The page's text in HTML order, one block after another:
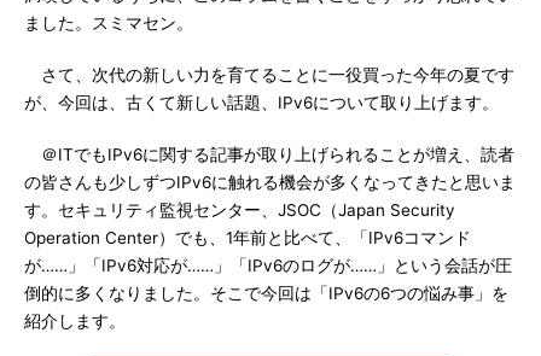
ました。スミマセン。
さて、次代の新しい力を育てることに一役買った今年の夏です
が、今回は、古くて新しい話題、IPv6について取り上げます。
＠ITでもIPv6に関する記事が取り上げられることが増え、読者
の皆さんも少しずつIPv6に触れる機会が多くなってきたと思いま
す。セキュリティ監視センター、JSOC（Japan Security
Operation Center）でも、1年前と比べて、「IPv6コマンド
が……」「IPv6対応が……」「IPv6のログが……」という会話が圧
倒的に多くなりました。そこで今回は「IPv6の6つの悩み事」を
紹介します。